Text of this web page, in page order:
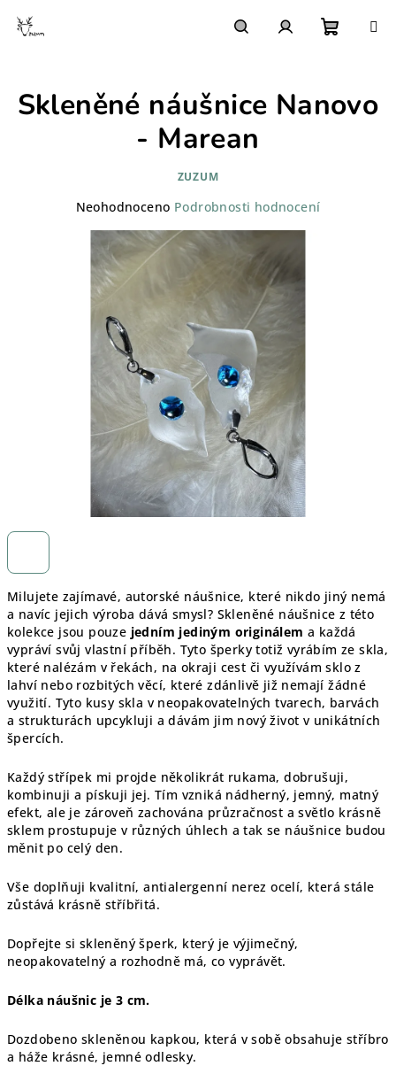
košík
Milujete zajímavé, autorské náušnice, které nikdo jiný nemá
a navíc jejich výroba dává smysl? Skleněné náušnice z této
kolekce jsou pouze jedním jediným originálem a každá
vypráví svůj vlastní příběh. Tyto šperky totiž vyrábím ze skla,
které nalézám v řekách, na okraji cest či využívám sklo z
lahví nebo rozbitých věcí, které zdánlivě již nemají žádné
využití. Tyto kusy skla v neopakovatelných tvarech, barvách
a strukturách upcykluji a dávám jim nový život v unikátních
špercích.
Každý střípek mi projde několikrát rukama, dobrušuji,
kombinuji a pískuji jej. Tím vzniká nádherný, jemný, matný
efekt, ale je zároveň zachována průzračnost a světlo krásně
sklem prostupuje v různých úhlech a tak se náušnice budou
měnit po celý den.
Vše doplňuji kvalitní, antialergenní nerez ocelí, která stále
zůstává krásně stříbřitá.
Dopřejte si skleněný šperk, který je výjimečný,
neopakovatelný a rozhodně má, co vyprávět.
Délka náušnic je 3 cm.
Dozdobeno skleněnou kapkou, která v sobě obsahuje stříbro
a háže krásné, jemné odlesky.
Skleněné náušnice Nanovo
- Marean
ZUZUM
Průměrné
produktu
hvězdiček.
Neohodnoceno Podrobnosti hodnocení